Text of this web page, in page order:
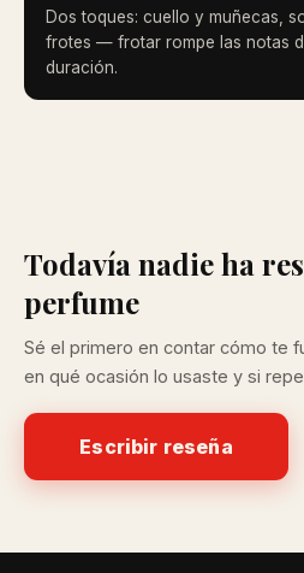
Dos toques: cuello y muñecas,
frotes — frotar rompe las notas
duración.
Todavía nadie ha
perfume
Sé el primero en contar cómo te
en qué ocasión lo usaste y si
Escribir reseña